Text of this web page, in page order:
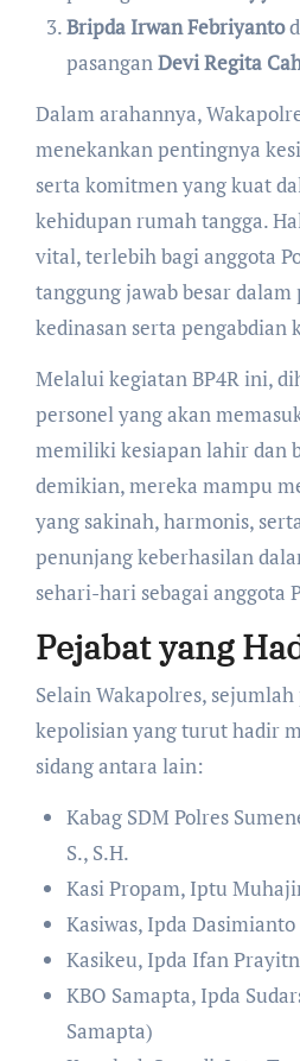
Bripda Irwan Febriyanto
pasanganDevi Regita
​Dalam arahannya,
menekankan pentingnya
serta komitmen yang kuat
kehidupan rumah tangga.
vital, terlebih bagi anggota
tanggung jawab besar dalam
kedinasan serta pengabdian
​Melalui kegiatan BP4R ini,
personel yang akan
memiliki kesiapan lahir dan
demikian, mereka mampu
yang sakinah, harmonis,
penunjang keberhasilan
sehari-hari sebagai anggota
Pejabat yang
​Selain Wakapolres,
kepolisian yang turut hadir
sidang antara lain:
​Kabag SDM Polres
S., S.H.
​Kasi Propam, Iptu
​Kasiwas, Ipda Dasimianto
​Kasikeu, Ipda Ifan
​KBO Samapta, Ipda
Samapta)